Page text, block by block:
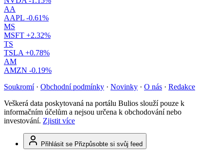
AA
AAPL -0.61%
MS
MSFT +2.32%
TS
TSLA +0.78%
AM
AMZN -0.19%
Soukromí · Obchodní podmínky · Novinky · O nás · Redakce
Veškerá data poskytovaná na portálu Bulios slouží pouze k
informačním účelům a nejsou určena k obchodování nebo
investování. Zjistit více
Přihlásit se Přizpůsobte si svůj feed